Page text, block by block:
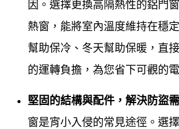
鋁門窗工程宅急便專業於各式門窗
年來除了長期配合設計師，擁有豐
因。選擇更換高隔熱性的鋁門
熱窗，能將室內溫度維持在穩
幫助保冷、冬天幫助保暖，直
的運轉負擔，為您省下可觀的
堅固的結構與配件，解決防盜
窗是宵小入侵的常見途徑。選